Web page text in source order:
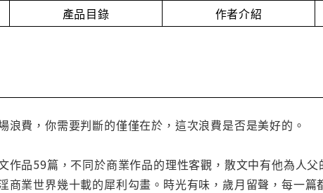
產品目錄 作者介紹
浪費，你需要判斷的僅僅在於，這次浪費是否是美好的。
作品59篇，不同於商業作品的理性客觀，散文中有他為人
商業世界幾十載的犀利勾畫。時光有味，歲月留聲，每一篇